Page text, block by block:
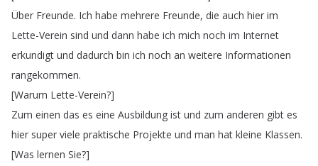
Über Freunde. Ich habe mehrere Freunde, die auch hier im
Lette-Verein sind und dann habe ich mich noch im Internet
erkundigt und dadurch bin ich noch an weitere Informationen
rangekommen.
[Warum Lette-Verein?]
Zum einen das es eine Ausbildung ist und zum anderen gibt es
hier super viele praktische Projekte und man hat kleine Klassen.
[Was lernen Sie?]